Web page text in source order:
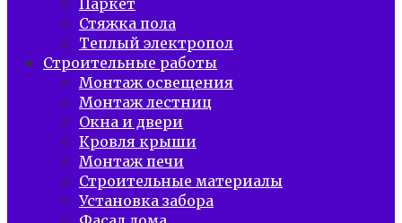
Паркет
Стяжка пола
Теплый электропол
Строительные работы
Монтаж освещения
Монтаж лестниц
Окна и двери
Кровля крыши
Монтаж печи
Строительные материалы
Установка забора